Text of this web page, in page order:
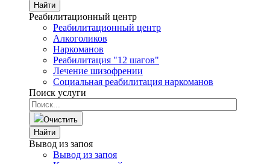
Найти
Реабилитационный центр
Реабилитационный центр
Алкоголиков
Наркоманов
Реабилитация "12 шагов"
Лечение шизофрении
Социальная реабилитация наркоманов
Поиск услуги
Очистить
Найти
Вывод из запоя
Вывод из запоя